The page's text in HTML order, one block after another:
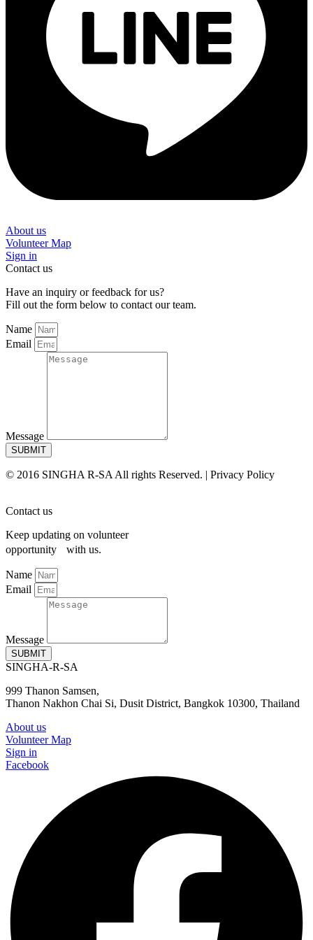
About us
Volunteer Map
Sign in
Contact us
Have an inquiry or feedback for us?
Fill out the form below to contact our team.
Name
Email
Message
SUBMIT
© 2016 SINGHA R-SA All rights Reserved. | Privacy Policy
Contact us
Keep updating on volunteer
opportunity with us.
Name
Email
Message
SUBMIT
SINGHA-R-SA
999 Thanon Samsen,
Thanon Nakhon Chai Si, Dusit District, Bangkok 10300, Thailand
About us
Volunteer Map
Sign in
Facebook